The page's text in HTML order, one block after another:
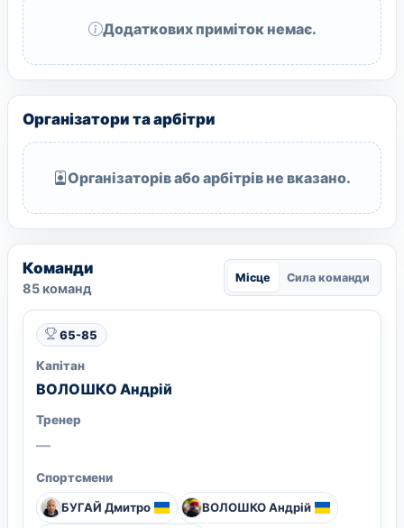
Додаткових приміток немає.
Організатори та арбітри
Організаторів або арбітрів не вказано.
Команди
85 команд
Місце Сила команди
65-85
Капітан
ВОЛОШКО Андрiй
Тренер
—
Спортсмени
БУГАЙ Дмитро ВОЛОШКО Андрiй